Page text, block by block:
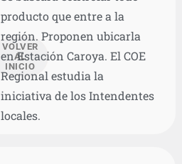
VOLVER
AL
INICIO
producto que entre a la
región. Proponen ubicarla
en Estación Caroya. El COE
Regional estudia la
iniciativa de los Intendentes
locales.